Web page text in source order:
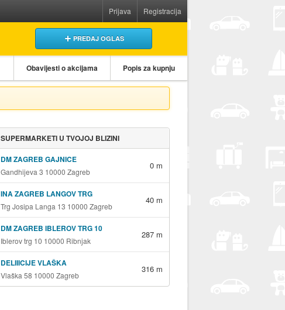
Prijava Registracija
PREDAJ OGLAS
Obavijesti o akcijama Popis za kupnju
SUPERMARKETI U TVOJOJ BLIZINI
DM ZAGREB GAJNICE
Gandhijeva 3 10000 Zagreb
0 m
INA ZAGREB LANGOV TRG
Trg Josipa Langa 13 10000 Zagreb
40 m
DM ZAGREB IBLEROV TRG 10
Iblerov trg 10 10000 Ribnjak
287 m
DELIIICIJE VLAŠKA
Vlaška 58 10000 Zagreb
316 m